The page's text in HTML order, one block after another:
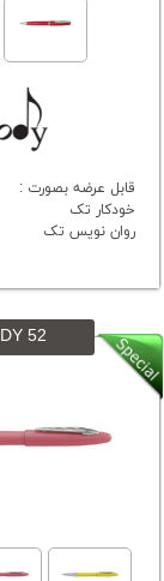
قابل عرضه بصورت :
خودکار تک
روان نویس تک
52